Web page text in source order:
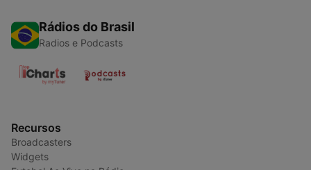
Rádios do Brasil
Radios e Podcasts
Recursos
Broadcasters
Widgets